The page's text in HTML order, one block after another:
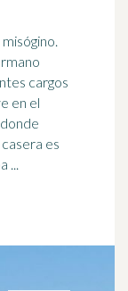
cargos
en el
es
...